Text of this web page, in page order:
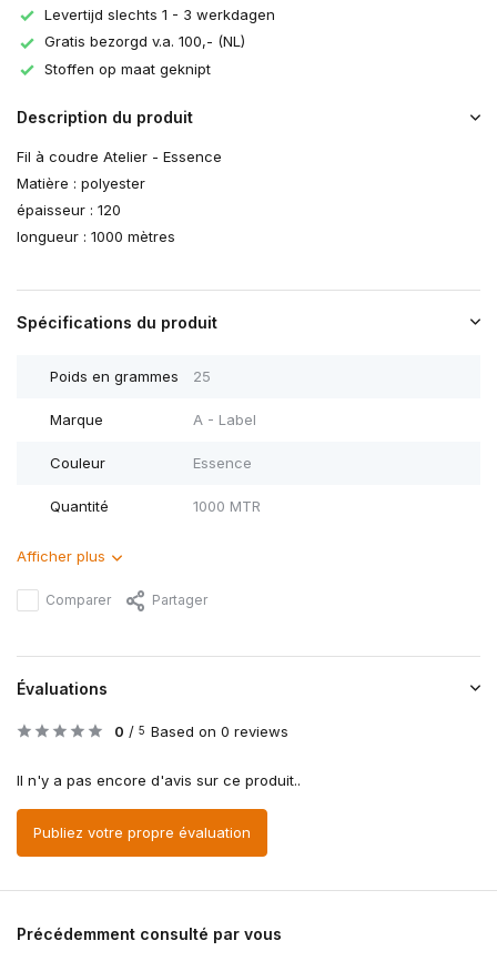
Levertijd slechts 1 - 3 werkdagen
Gratis bezorgd v.a. 100,- (NL)
Stoffen op maat geknipt
Description du produit
Fil à coudre Atelier - Essence
Matière : polyester
épaisseur : 120
longueur : 1000 mètres
Spécifications du produit
Poids en grammes 25
Marque A - Label
Couleur Essence
Quantité 1000 MTR
Afficher plus
Comparer Partager
Évaluations
0 / 5 Based on 0 reviews
Il n'y a pas encore d'avis sur ce produit..
Publiez votre propre évaluation
Précédemment consulté par vous